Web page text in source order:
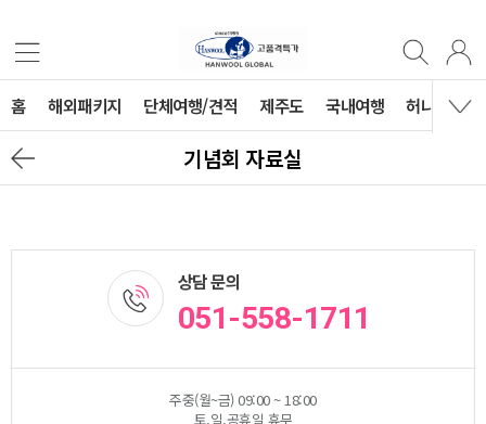
홈 해외패키지 단체여행/견적 제주도 국내여행 허니문
기념회 자료실
상담 문의
051-558-1711
주중(월~금) 09:00 ~ 18:00
토,일,공휴일 휴무